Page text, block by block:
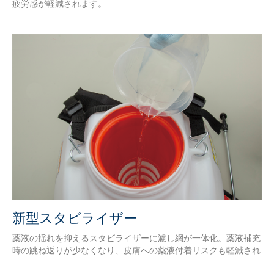
疲労感が軽減されます。
新型スタビライザー
薬液の揺れを抑えるスタビライザーに濾し網が一体化。薬液補充
時の跳ね返りが少なくなり、皮膚への薬液付着リスクも軽減され